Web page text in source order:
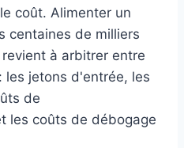
coût. Alimenter un
centaines de milliers
à arbitrer entre
les jetons d'entrée, les
de
les coûts de débogage